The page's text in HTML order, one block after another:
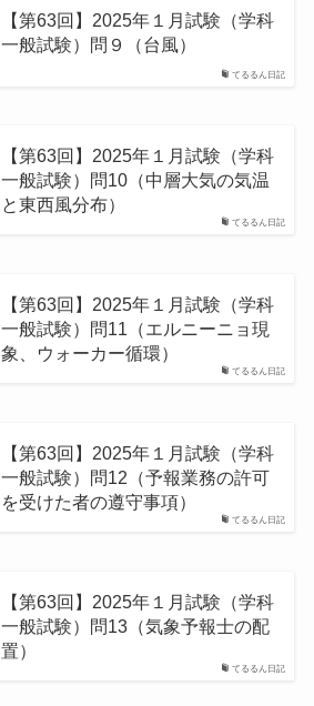
てるるん日記
【第63回】2025年１月試験（学科
一般試験）問９（台風）
てるるん日記
【第63回】2025年１月試験（学科
一般試験）問10（中層大気の気温
と東西風分布）
てるるん日記
【第63回】2025年１月試験（学科
一般試験）問11（エルニーニョ現
象、ウォーカー循環）
てるるん日記
【第63回】2025年１月試験（学科
一般試験）問12（予報業務の許可
を受けた者の遵守事項）
てるるん日記
【第63回】2025年１月試験（学科
一般試験）問13（気象予報士の配
置）